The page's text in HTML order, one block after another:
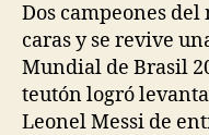
Dos campeones
caras y se revive
Mundial de Brasil
teutón logró
Leonel Messi de